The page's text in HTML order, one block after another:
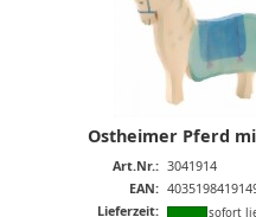
Ostheimer Pferd
Art.Nr.: 3041914
EAN:
Lieferzeit:
sofort